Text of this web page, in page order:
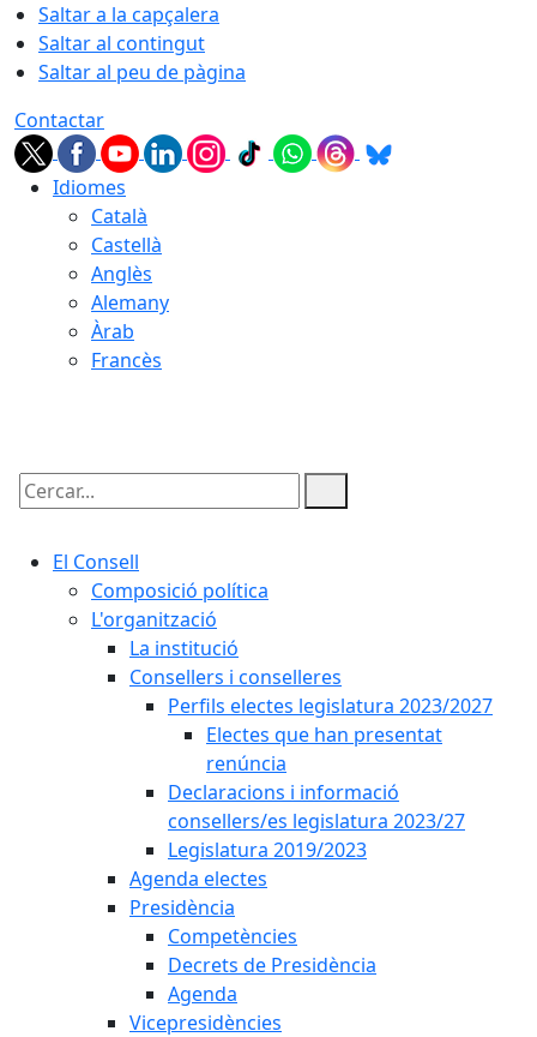
Saltar a la capçalera
Saltar al contingut
Saltar al peu de pàgina
Contactar
Idiomes
Català
Castellà
Anglès
Alemany
Àrab
Francès
Cercar:
El Consell
Composició política
L'organització
La institució
Consellers i conselleres
Perfils electes legislatura 2023/2027
Electes que han presentat
renúncia
Declaracions i informació
consellers/es legislatura 2023/27
Legislatura 2019/2023
Agenda electes
Presidència
Competències
Decrets de Presidència
Agenda
Vicepresidències